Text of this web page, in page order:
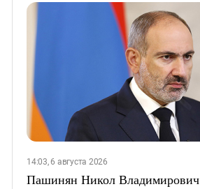
14:03, 6 августа 2026
Пашинян Никол Владимирович